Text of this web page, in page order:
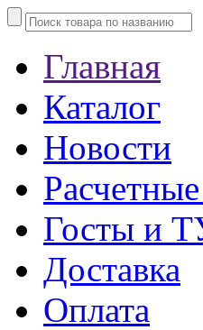
Главная
Каталог
Новости
Госты и
Доставка
Оплата